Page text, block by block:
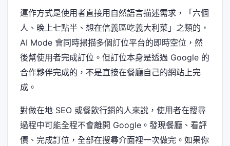
運作方式是使用者直接用自然語言描述需求，「六個
人、晚上七點半、想在信義區吃義大利菜」之類的，
AI Mode 會同時掃描多個訂位平台的即時空位，然
後幫使用者完成訂位。但訂位本身是透過 Google 的
合作夥伴完成的，不是直接在餐廳自己的網站上完
成。
對做在地 SEO 或餐飲行銷的人來說，使用者在搜尋
過程中可能全程不會離開 Google。發現餐廳、看評
價、完成訂位，全部在搜尋介面裡一次做完。如果你